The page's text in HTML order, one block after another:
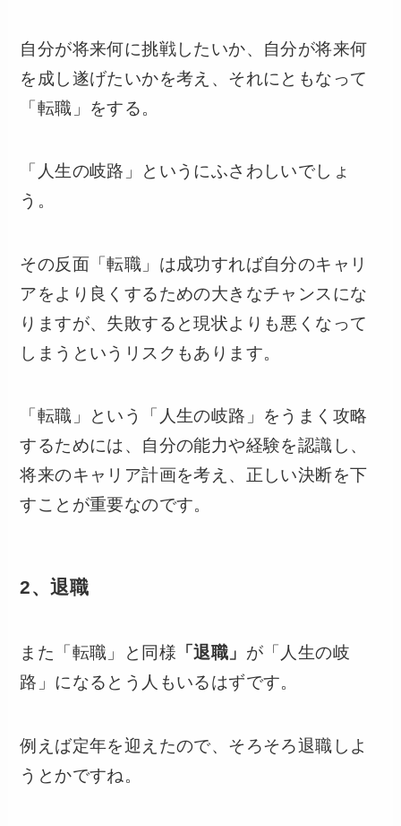
自分が将来何に挑戦したいか、自分が将来何
を成し遂げたいかを考え、それにともなって
「転職」をする。
「人生の岐路」というにふさわしいでしょ
う。
その反面「転職」は成功すれば自分のキャリ
アをより良くするための大きなチャンスにな
りますが、失敗すると現状よりも悪くなって
しまうというリスクもあります。
「転職」という「人生の岐路」をうまく攻略
するためには、自分の能力や経験を認識し、
将来のキャリア計画を考え、正しい決断を下
すことが重要なのです。
2、退職
また「転職」と同様 「退職」 が「人生の岐
路」になるとう人もいるはずです。
例えば定年を迎えたので、そろそろ退職しよ
うとかですね。